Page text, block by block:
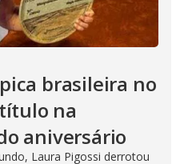
brasileira no
na
aniversário
Laura Pigossi derrotou